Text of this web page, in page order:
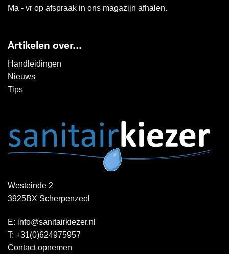
Ma - vr op afspraak in ons magazijn afhalen.
Artikelen over...
Handleidingen
Nieuws
Tips
Westeinde 2
3925BX Scherpenzeel
E: info@sanitairkiezer.nl
T: +31(0)624975957
Contact opnemen